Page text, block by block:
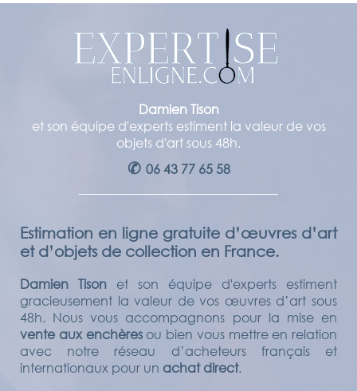
Damien Tison
et son équipe d'experts estiment la valeur de vos
objets d'art sous 48h.
✆ 06 43 77 65 58
Estimation en ligne gratuite d’œuvres d’art
et d’objets de collection en France.
Damien Tison et son équipe d'experts estiment
gracieusement la valeur de vos œuvres d’art sous
48h. Nous vous accompagnons pour la mise en
vente aux enchèresou bien vous mettre en relation
avec notre réseau d’acheteurs français et
internationaux pour un achat direct.